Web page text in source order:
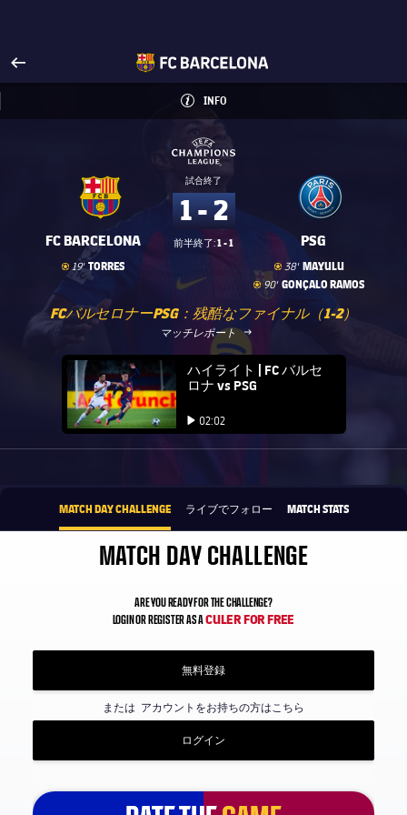
FCバルセロナ公式サイトへ
arrow-right
fcbarcelona-with-name
INFO
LABEL.ARIA.INFO
INFO
label.competition.name.2
FC BARCELONA
ゴール
goal
19' TORRES
試合終了
1 - 2
前半終了:1 - 1 PSG
ゴール
goal
38' MAYULU
ゴール
goal
90' GONÇALO RAMOS
FCバルセロナーPSG：残酷なファイナル（1-2）
マッチレポート LABEL.ARIA.ARROWRIGHT
FC Barcelona club badge
Play video
ハイライト | FC バルセ
ロナ vs PSG
Play video
02:02
MATCH DAY CHALLENGE ライブでフォロー MATCH STATS
MATCH DAY CHALLENGE
ARE YOU READY FOR THE CHALLENGE?
LOGIN OR REGISTER AS ACULER FOR FREE
無料登録
または アカウントをお持ちの方はこちら
ログイン